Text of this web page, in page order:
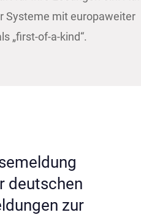
Systeme mit europaweiter
„first-of-a-kind“.
deutschen
zur